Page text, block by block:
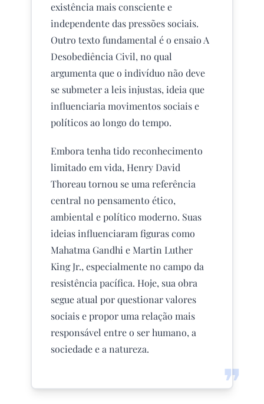
❞
existência mais consciente e
independente das pressões sociais.
Outro texto fundamental é o ensaio A
Desobediência Civil, no qual
argumenta que o indivíduo não deve
se submeter a leis injustas, ideia que
influenciaria movimentos sociais e
políticos ao longo do tempo.
Embora tenha tido reconhecimento
limitado em vida, Henry David
Thoreau tornou se uma referência
central no pensamento ético,
ambiental e político moderno. Suas
ideias influenciaram figuras como
Mahatma Gandhi e Martin Luther
King Jr., especialmente no campo da
resistência pacífica. Hoje, sua obra
segue atual por questionar valores
sociais e propor uma relação mais
responsável entre o ser humano, a
sociedade e a natureza.